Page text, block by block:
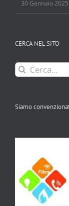
30 Gennaio 2025
CERCA NEL SITO
Cerca
per:
Siamo